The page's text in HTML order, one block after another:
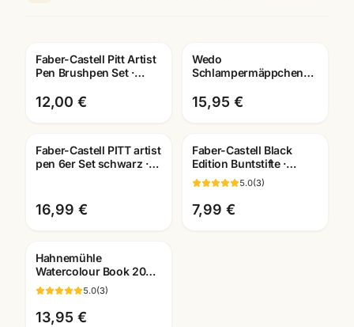
Faber-Castell Pitt Artist
Pen Brushpen Set ·
Kit · Mannheim
12,00 €
Wedo
Schlampermäppchen
geräumig ·
Federmäppchen für
15,95 €
Faber-Castell PITT artist
pen 6er Set schwarz ·
16,99 €
Faber-Castell Black
Edition Buntstifte ·
12/24/36er Set ·
Künstlerbedarf
Mannheim
5.0(3)
7,99 €
Hahnemühle
Watercolour Book 200g
· 60 Seiten · A4/A5/A6 ·
Aquarellbuch
Mannheim
5.0(3)
13,95 €